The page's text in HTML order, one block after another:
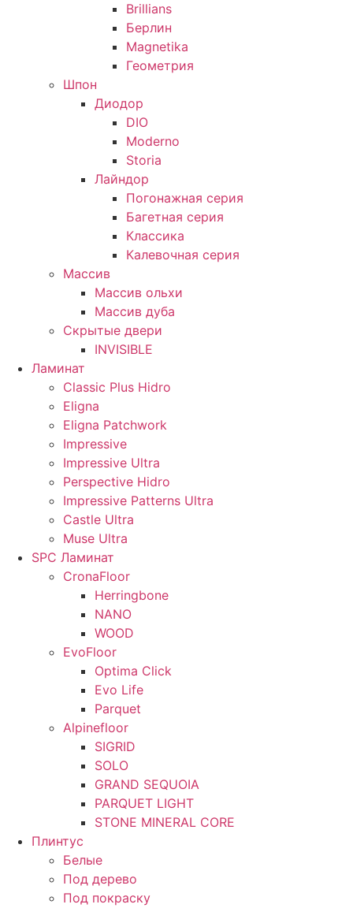
Brillians
Берлин
Magnetika
Геометрия
Шпон
Диодор
DIO
Moderno
Storia
Лайндор
Погонажная серия
Багетная серия
Классика
Калевочная серия
Массив
Массив ольхи
Массив дуба
Скрытые двери
INVISIBLE
Ламинат
Classic Plus Hidro
Eligna
Eligna Patchwork
Impressive
Impressive Ultra
Perspective Hidro
Impressive Patterns Ultra
Castle Ultra
Muse Ultra
SPC Ламинат
CronaFloor
Herringbone
NANO
WOOD
EvoFloor
Optima Click
Evo Life
Parquet
Alpinefloor
SIGRID
SOLO
GRAND SEQUOIA
PARQUET LIGHT
STONE MINERAL CORE
Плинтус
Белые
Под дерево
Под покраску